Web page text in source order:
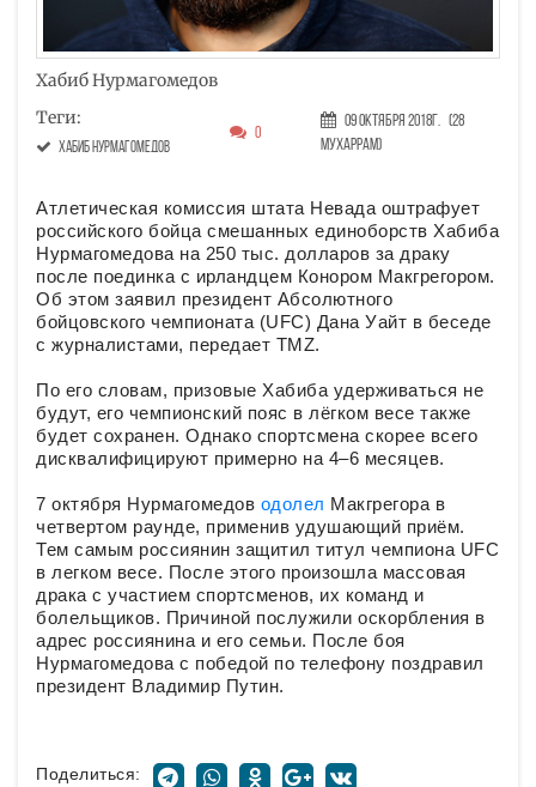
Хабиб Нурмагомедов
Теги:
Хабиб Нурмагомедов
0
09 Октября 2018г. (28
Мухаррам)
Атлетическая комиссия штата Невада оштрафует
российского бойца смешанных единоборств Хабиба
Нурмагомедова на 250 тыс. долларов за драку
после поединка с ирландцем Конором Макгрегором.
Об этом заявил президент Абсолютного
бойцовского чемпионата (UFC) Дана Уайт в беседе
с журналистами, передает TMZ.
По его словам, призовые Хабиба удерживаться не
будут, его чемпионский пояс в лёгком весе также
будет сохранен. Однако спортсмена скорее всего
дисквалифицируют примерно на 4–6 месяцев.
7 октября Нурмагомедов одолел Макгрегора в
четвертом раунде, применив удушающий приём.
Тем самым россиянин защитил титул чемпиона UFC
в легком весе. После этого произошла массовая
драка с участием спортсменов, их команд и
болельщиков. Причиной послужили оскорбления в
адрес россиянина и его семьи. После боя
Нурмагомедова с победой по телефону поздравил
президент Владимир Путин.
Поделиться: